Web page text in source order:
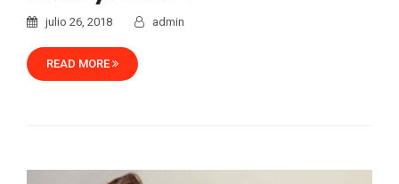
julio 26, 2018 admin
READ MORE